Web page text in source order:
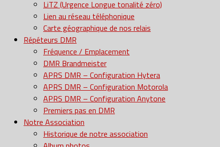
LiTZ (Urgence Longue tonalité zéro)
Lien au réseau téléphonique
Carte géographique de nos relais
Répéteurs DMR
Fréquence / Emplacement
DMR Brandmeister
APRS DMR – Configuration Hytera
APRS DMR – Configuration Motorola
APRS DMR – Configuration Anytone
Premiers pas en DMR
Notre Association
Historique de notre association